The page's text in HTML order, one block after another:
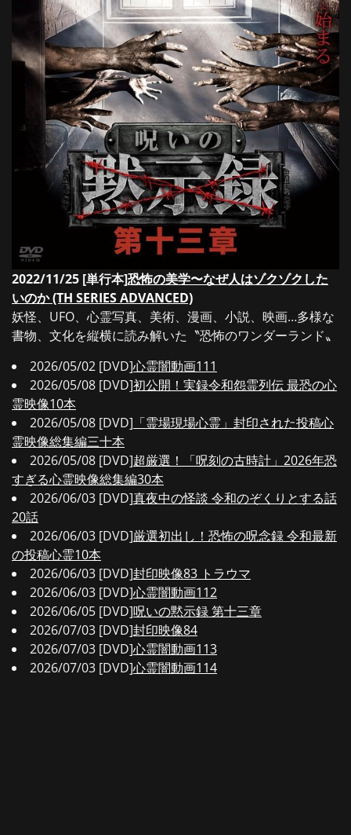
2022/11/25 [単行本]恐怖の美学〜なぜ人はゾクゾクした
いのか (TH SERIES ADVANCED)
妖怪、UFO、心霊写真、美術、漫画、小説、映画…多様な
書物、文化を縦横に読み解いた〝恐怖のワンダーランド〟
2026/05/02 [DVD]心霊闇動画111
2026/05/08 [DVD]初公開！実録令和怨霊列伝 最恐の心
霊映像10本
2026/05/08 [DVD] 「霊場現場心霊」封印された投稿心
霊映像総集編三十本
2026/05/08 [DVD]超厳選！「呪刻の古時計」2026年恐
すぎる心霊映像総集編30本
2026/06/03 [DVD]真夜中の怪談 令和のぞくりとする話
20話
2026/06/03 [DVD]厳選初出し！恐怖の呪念録 令和最新
の投稿心霊10本
2026/06/03 [DVD]封印映像83 トラウマ
2026/06/03 [DVD]心霊闇動画112
2026/06/05 [DVD]呪いの黙示録 第十三章
2026/07/03 [DVD]封印映像84
2026/07/03 [DVD]心霊闇動画113
2026/07/03 [DVD]心霊闇動画114